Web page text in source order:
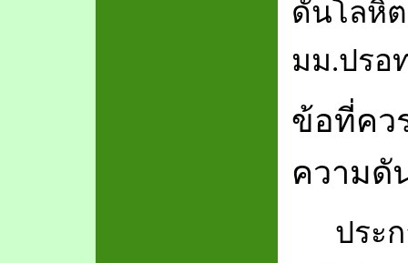
ดันโลหิต
มม.ปรอ
ข้อที่คว
ความดั
ประ